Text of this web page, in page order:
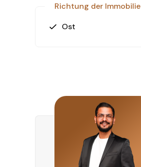
Richtung der Immobilie
Ost